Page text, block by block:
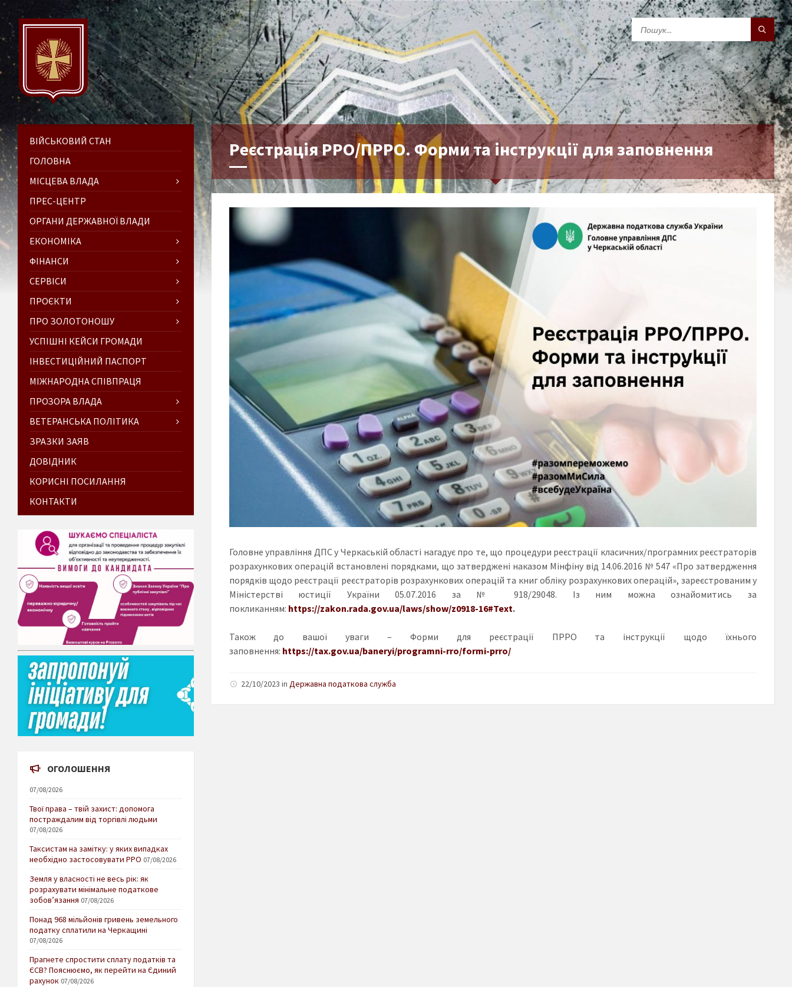
Реєстрація РРО/ПРРО. Форми та інструкції для заповнення
Головне управління ДПС у Черкаській області нагадує про те, що процедури реєстрації класичних/програмних реєстраторів
розрахункових операцій встановлені порядками, що затверджені наказом Мінфіну від 14.06.2016 № 547 «Про затвердження
порядків щодо реєстрації реєстраторів розрахункових операцій та книг обліку розрахункових операцій», зареєстрованим у
Міністерстві юстиції України 05.07.2016 за № 918/29048. Із ним можна ознайомитись за
покликанням: https://zakon.rada.gov.ua/laws/show/z0918-16#Text.
Також до вашої уваги – Форми для реєстрації ПРРО та інструкції щодо їхнього
заповнення: https://tax.gov.ua/baneryi/programni-rro/formi-prro/
22/10/2023 in Державна податкова служба
ВІЙСЬКОВИЙ СТАН
ГОЛОВНА
МІСЦЕВА ВЛАДА
ПРЕС-ЦЕНТР
ОРГАНИ ДЕРЖАВНОЇ ВЛАДИ
ЕКОНОМІКА
ФІНАНСИ
СЕРВІСИ
ПРОЄКТИ
ПРО ЗОЛОТОНОШУ
УСПІШНІ КЕЙСИ ГРОМАДИ
ІНВЕСТИЦІЙНИЙ ПАСПОРТ
МІЖНАРОДНА СПІВПРАЦЯ
ПРОЗОРА ВЛАДА
ВЕТЕРАНСЬКА ПОЛІТИКА
ЗРАЗКИ ЗАЯВ
ДОВІДНИК
КОРИСНІ ПОСИЛАННЯ
КОНТАКТИ
ОГОЛОШЕННЯ
07/08/2026
Твої права – твій захист: допомога
постраждалим від торгівлі людьми
07/08/2026
Таксистам на замітку: у яких випадках
необхідно застосовувати РРО 07/08/2026
Земля у власності не весь рік: як
розрахувати мінімальне податкове
зобов’язання 07/08/2026
Понад 968 мільйонів гривень земельного
податку сплатили на Черкащині
07/08/2026
Прагнете спростити сплату податків та
ЄСВ? Пояснюємо, як перейти на Єдиний
рахунок 07/08/2026